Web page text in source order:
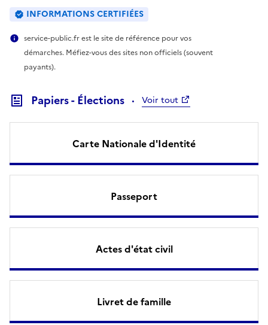
INFORMATIONS CERTIFIÉES
service-public.fr est le site de référence pour vos
démarches. Méfiez-vous des sites non officiels (souvent
payants).
Papiers - Élections Voir tout
Carte Nationale d'Identité
Passeport
Actes d'état civil
Livret de famille